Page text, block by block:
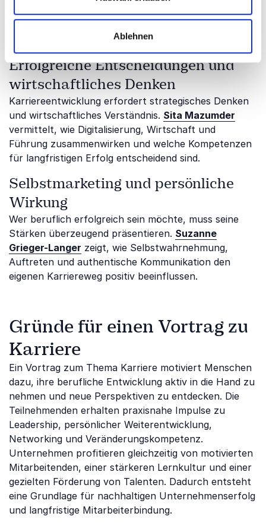
Ablehnen
und als Unternehmer und zeigt, welche
Erfolgreiche Entscheidungen und
wirtschaftliches Denken
Karriereentwicklung erfordert strategisches Denken
und wirtschaftliches Verständnis. Sita Mazumder
vermittelt, wie Digitalisierung, Wirtschaft und
Führung zusammenwirken und welche Kompetenzen
für langfristigen Erfolg entscheidend sind.
Selbstmarketing und persönliche
Wirkung
Wer beruflich erfolgreich sein möchte, muss seine
Stärken überzeugend präsentieren. Suzanne
Grieger-Langer zeigt, wie Selbstwahrnehmung,
Auftreten und authentische Kommunikation den
eigenen Karriereweg positiv beeinflussen.
Gründe für einen Vortrag zu
Karriere
Ein Vortrag zum Thema Karriere motiviert Menschen
dazu, ihre berufliche Entwicklung aktiv in die Hand zu
nehmen und neue Perspektiven zu entdecken. Die
Teilnehmenden erhalten praxisnahe Impulse zu
Leadership, persönlicher Weiterentwicklung,
Networking und Veränderungskompetenz.
Unternehmen profitieren gleichzeitig von motivierten
Mitarbeitenden, einer stärkeren Lernkultur und einer
gezielten Förderung von Talenten. Dadurch entsteht
eine Grundlage für nachhaltigen Unternehmenserfolg
und langfristige Mitarbeiterbindung.